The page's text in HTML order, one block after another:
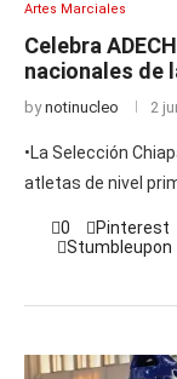
Artes Marciales
Celebra
nacionales de
bynotinucleo 2
•La Selección
atletas de nivel
0 Pinterest
Stumbleupon